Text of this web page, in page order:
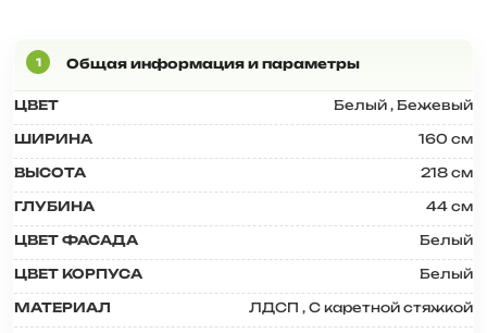
ЦВЕТ Белый , Бежевый
ШИРИНА 160 см
ВЫСОТА 218 см
ГЛУБИНА 44 см
ЦВЕТ ФАСАДА Белый
ЦВЕТ КОРПУСА Белый
МАТЕРИАЛ ЛДСП , С каретной стяжкой